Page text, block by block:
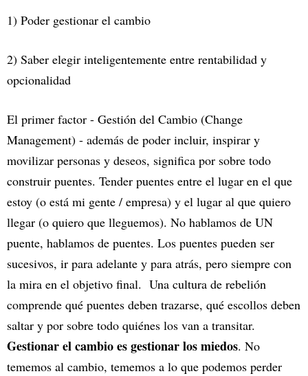
1) Poder gestionar el cambio
2) Saber elegir inteligentemente entre rentabilidad y
opcionalidad
El primer factor - Gestión del Cambio (Change
Management) - además de poder incluir, inspirar y
movilizar personas y deseos, significa por sobre todo
construir puentes. Tender puentes entre el lugar en el que
estoy (o está mi gente / empresa) y el lugar al que quiero
llegar (o quiero que lleguemos). No hablamos de UN
puente, hablamos de puentes. Los puentes pueden ser
sucesivos, ir para adelante y para atrás, pero siempre con
la mira en el objetivo final. Una cultura de rebelión
comprende qué puentes deben trazarse, qué escollos deben
saltar y por sobre todo quiénes los van a transitar.
Gestionar el cambio es gestionar los miedos. No
tememos al cambio, tememos a lo que podemos perder